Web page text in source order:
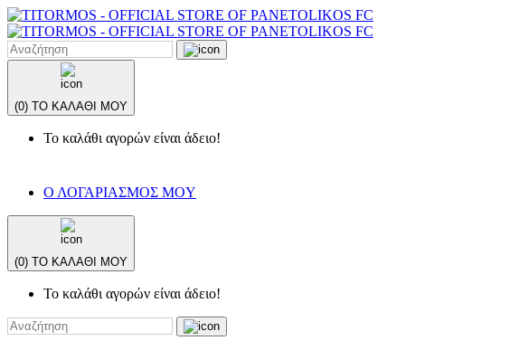
(0) ΤΟ ΚΑΛΑΘΙ ΜΟΥ
Το καλάθι αγορών είναι άδειο!
Ο ΛΟΓΑΡΙΑΣΜΟΣ ΜΟY
(0) ΤΟ ΚΑΛΑΘΙ ΜΟΥ
Το καλάθι αγορών είναι άδειο!